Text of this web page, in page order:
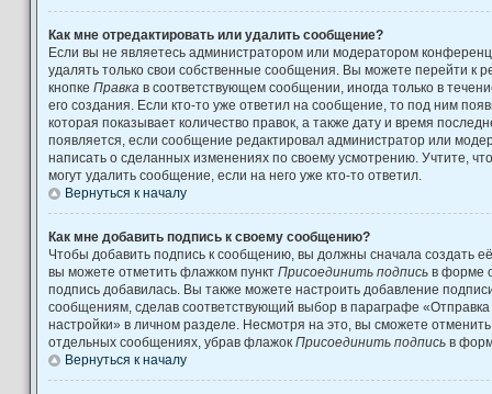
Как мне отредактировать или удалить сообщение?
Если вы не являетесь администратором или модератором
удалять только свои собственные сообщения. Вы можете перейти к
кнопке Правка в соответствующем сообщении, иногда только в
его создания. Если кто-то уже ответил на сообщение, то под ним
которая показывает количество правок, а также дату и время
появляется, если сообщение редактировал администратор или
написать о сделанных изменениях по своему усмотрению. Учтите,
могут удалить сообщение, если на него уже кто-то ответил.
Вернуться к началу
Как мне добавить подпись к своему сообщению?
Чтобы добавить подпись к сообщению, вы должны сначала создать
вы можете отметить флажком пункт Присоединить подпись в форме
подпись добавилась. Вы также можете настроить добавление
сообщениям, сделав соответствующий выбор в параграфе
настройки» в личном разделе. Несмотря на это, вы сможете
отдельных сообщениях, убрав флажок Присоединить подпись в
Вернуться к началу